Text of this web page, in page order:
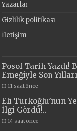
Yazarlar
Gizlilik politikası
İletişim
Posof Tarih Yazdı!
Emeğiyle Son
11 saat önce
Eli Türkoğlu’nun
İlgi Gördü!..
14 saat önce